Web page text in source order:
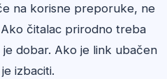
na korisne preporuke, ne
Ako čitalac prirodno treba
dobar. Ako je link ubačen
izbaciti.